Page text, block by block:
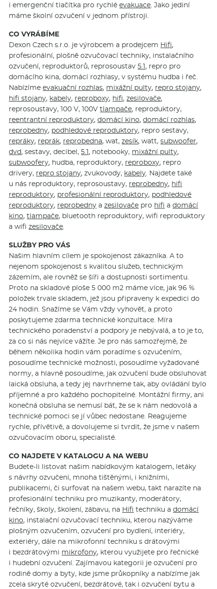
i emergenční tlačítka pro rychléevakuace. Jako jediní
máme školní ozvučení v jednom přístroji.
CO VYRÁBÍME
Dexon Czech s.r.o. je výrobcem a prodejcem Hifi,
profesionální, plošně ozvučovací techniky, instalačního
ozvučení, reproduktorů, reprosoustav5.1, repro pro
domácího kina, domácí rozhlasy, v systému hudba i řeč.
Nabízímeevakuační rozhlas, mixážní pulty, repro stojany,
hifi stojany, kabely, reproboxy, hifi,zesilovače,
reprosoustavy, 100 V, 100Vtlampače, reproduktory,
reentrantní reproduktory,domácí kino,domácí rozhlas,
reprobedny, podhledové reproduktory, repro sestavy,
repráky, reprák, reprobedna, wat,zesík, watt,subwoofer,
dvd, sestavy, decibel,5.1, notebooky, mixážní pulty,
subwoofery, hudba, reproduktory, reproboxy, repro
drivery, repro stojany, zvukovody, kabely. Najdete také
u nás reproduktory, reprosoustavy, reprobedny, hifi
reproduktory, profesionální reproduktory, podhledové
reproduktory, reprobedny azesilovače pro hifi adomácí
kino,tlampače, bluetooth reproduktory, wifi reproduktory
a wifizesilovače.
SLUŽBY PRO VÁS
Našim hlavním cílem je spokojenost zákazníka. A to
nejenom spokojenost s kvalitou služeb, technickým
zázemím, ale rovněž se šíři a dostupnosti sortimentu.
Proto na skladové ploše 5 000 m2 máme více, jak 96 %
položek trvale skladem, jež jsou připraveny k expedici do
24 hodin. Snažíme se Vám vždy vyhovět, a proto
poskytujeme zdarma technické konzultace. Míra
technického poradenství a podpory je nebývalá, a to je to,
za co si nás nejvíce vážíte. Je pro nás samozřejmě, že
během několika hodin vám poradíme s ozvučením,
posoudíme technické možnosti, posoudíme vyžadované
normy, a hlavně posoudíme, jak ozvučení bude obsluhovat
laická obsluha, a tedy jej navrhneme tak, aby ovládání bylo
příjemné a pro každého pochopitelné. Montážní firmy, ani
konečná obsluha se nemusí bát, že se k nám nedovolá a
technické pomoci se jí vůbec nedostane. Reagujeme
rychle, přívětivě, a dovolujeme si tvrdit, že jsme v našem
ozvučovacím oboru, specialisté.
CO NAJDETE V KATALOGU A NA WEBU
Budete-li listovat našim nabídkovým katalogem, letáky
s návrhy ozvučení, mnoha tištěnými, i knižními,
publikacemi, či surfovat na našem webu, takt narazíte na
profesionální techniku pro muzikanty, moderátory,
řečníky, školy, školení, zábavu, na Hifi techniku adomácí
kino, instalační ozvučovací techniku, kterou nazýváme
plošným ozvučením, ozvučení pro bydlení, interiéry,
exteriéry, dále na mikrofonní techniku s drátovými
i bezdrátovými mikrofony, kterou využijete pro řečnické
i hudební ozvučení. Zajímavou kategorii je ozvučení pro
rodině domy a byty, kde jsme průkopníky a nabízíme jak
zcela skryté ozvučení, bezdrátové, tak i ozvučení bytu a